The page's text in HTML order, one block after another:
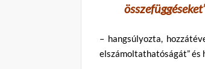
– hangsúlyozta,
elszámoltathatóságát” és